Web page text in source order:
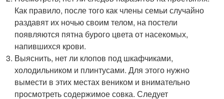
Как правило, после того как члены семьи случайно
раздавят их ночью своим телом, на постели
появляются пятна бурого цвета от насекомых,
напившихся крови.
Выяснить, нет ли клопов под шкафчиками,
холодильником и плинтусами. Для этого нужно
вымести в этих местах веником и внимательно
просмотреть содержимое совка. Следует